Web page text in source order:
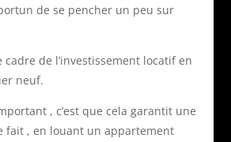
de se pencher un peu sur
cadre de l’investissement locatif en
neuf.
, c’est que cela garantit une
fait , en louant un appartement